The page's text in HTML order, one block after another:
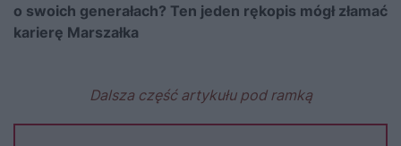
o swoich generałach? Ten jeden rękopis mógł złamać
karierę Marszałka
Dalsza część artykułu pod ramką